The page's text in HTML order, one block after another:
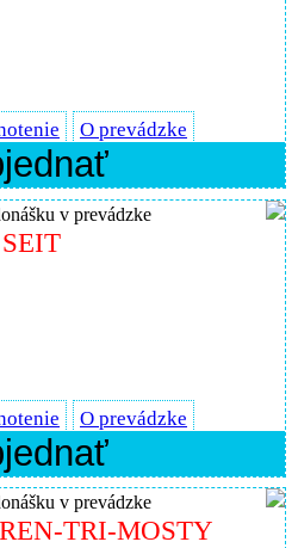
O prevádzke
v prevádzke
SEIT
O prevádzke
v prevádzke
TRI-MOSTY